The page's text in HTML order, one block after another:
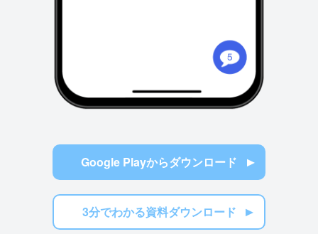
Google Playからダウンロード
3分でわかる資料ダウンロード